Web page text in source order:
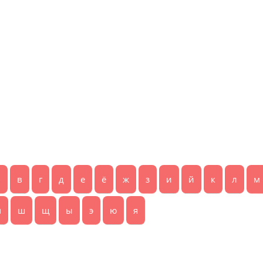
в г д е ё ж з и й к л м
ш щ ы э ю я